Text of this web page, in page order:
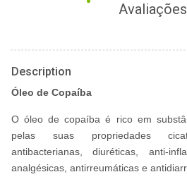
Avaliações
Description
Óleo de Copaíba
O óleo de copaíba é rico em
pelas suas propriedades
antibacterianas, diuréticas, anti-
analgésicas, antirreumáticas e